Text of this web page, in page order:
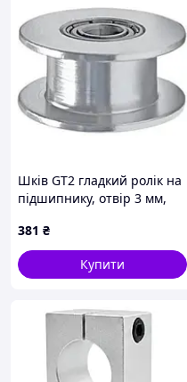
Шків GT2 гладкий ролік на
підшипнику, отвір 3 мм,
сріблястий - 2 шт. Код/
Артикул 20T-3-6_g_silver
381 ₴
Купити